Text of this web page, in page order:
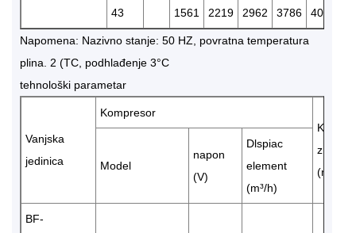
43 1561 2219 2962 3786 4083
Napomena: Nazivno stanje: 50 HZ, povratna temperatura
plina. 2 (TC, podhlađenje 3°C
tehnološki parametar
Vanjska
jedinica
Kompresor
Količina
zraka
(m³/h)
Model
napon
(V)
Dlspiac
element
(m³/h)
BF-